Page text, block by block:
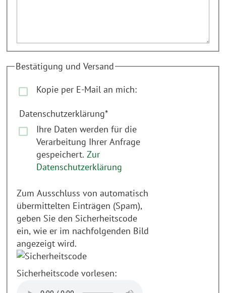
Bestätigung und Versand
Kopie per E-Mail an mich:
Datenschutzerklärung*
Ihre Daten werden für die
Verarbeitung Ihrer Anfrage
gespeichert. Zur
Datenschutzerklärung
Zum Ausschluss von automatisch
übermittelten Einträgen (Spam),
geben Sie den Sicherheitscode
ein, wie er im nachfolgenden Bild
angezeigt wird.
Sicherheitscode vorlesen: